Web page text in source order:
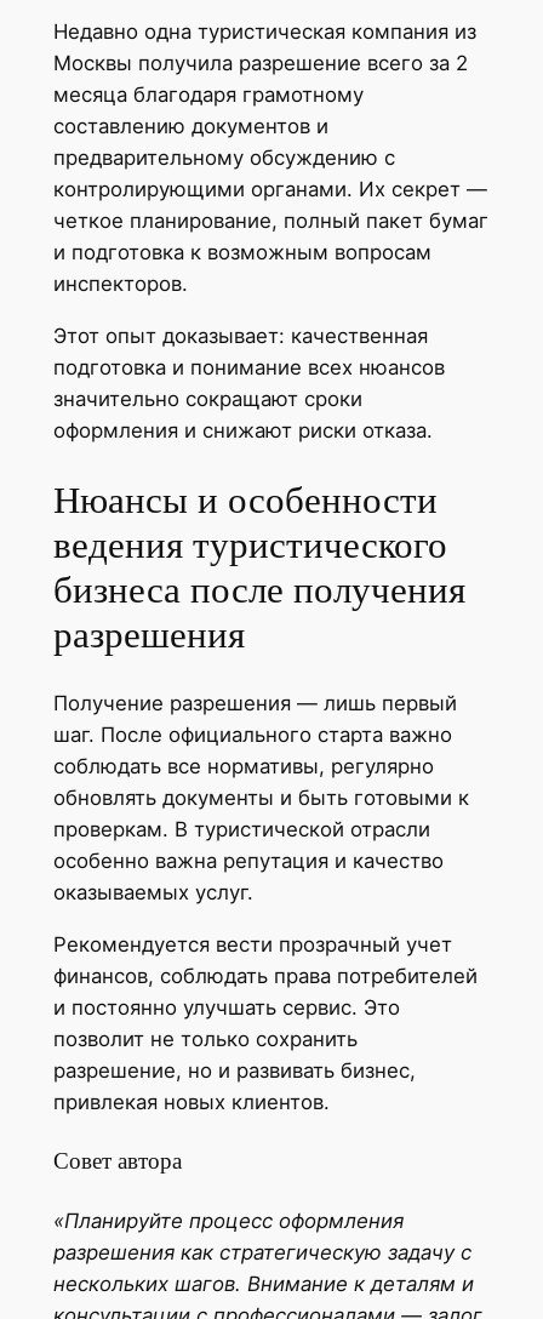
Недавно одна туристическая компания из
Москвы получила разрешение всего за 2
месяца благодаря грамотному
составлению документов и
предварительному обсуждению с
контролирующими органами. Их секрет —
четкое планирование, полный пакет бумаг
и подготовка к возможным вопросам
инспекторов.
Этот опыт доказывает: качественная
подготовка и понимание всех нюансов
значительно сокращают сроки
оформления и снижают риски отказа.
Нюансы и особенности
ведения туристического
бизнеса после получения
разрешения
Получение разрешения — лишь первый
шаг. После официального старта важно
соблюдать все нормативы, регулярно
обновлять документы и быть готовыми к
проверкам. В туристической отрасли
особенно важна репутация и качество
оказываемых услуг.
Рекомендуется вести прозрачный учет
финансов, соблюдать права потребителей
и постоянно улучшать сервис. Это
позволит не только сохранить
разрешение, но и развивать бизнес,
привлекая новых клиентов.
Совет автора
«Планируйте процесс оформления
разрешения как стратегическую задачу с
нескольких шагов. Внимание к деталям и